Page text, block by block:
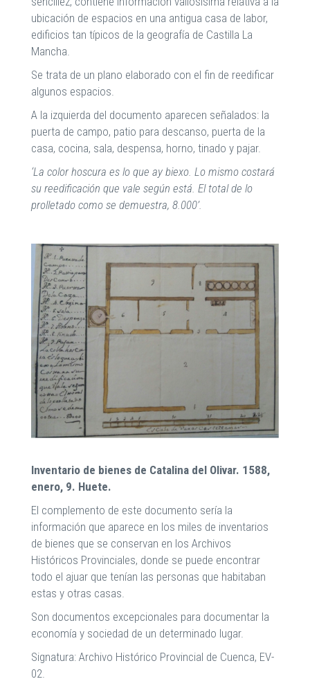
ubicación de espacios en una antigua casa de labor,
edificios tan típicos de la geografía de Castilla La
Mancha.
Se trata de un plano elaborado con el fin de reedificar
algunos espacios.
A la izquierda del documento aparecen señalados: la
puerta de campo, patio para descanso, puerta de la
casa, cocina, sala, despensa, horno, tinado y pajar.
‘La color hoscura es lo que ay biexo. Lo mismo costará
su reedificación que vale según está. El total de lo
prolletado como se demuestra, 8.000’.
Inventario de bienes de Catalina del Olivar. 1588,
enero, 9. Huete.
El complemento de este documento sería la
información que aparece en los miles de inventarios
de bienes que se conservan en los Archivos
Históricos Provinciales, donde se puede encontrar
todo el ajuar que tenían las personas que habitaban
estas y otras casas.
Son documentos excepcionales para documentar la
economía y sociedad de un determinado lugar.
Signatura: Archivo Histórico Provincial de Cuenca, EV-
02.